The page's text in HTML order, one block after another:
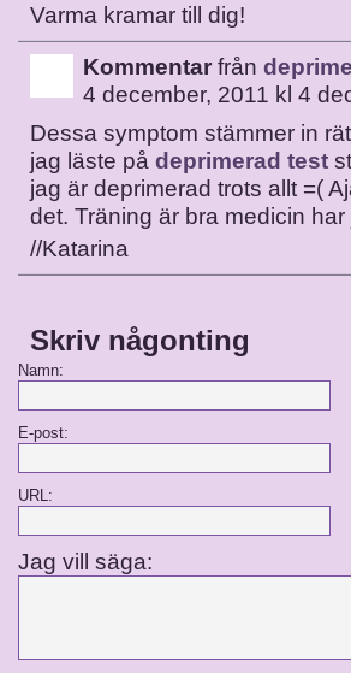
Varma kramar till dig!
Kommentar från
4 december, 2011 kl 4
Dessa symptom stämmer in
jag läste på deprimerad test
jag är deprimerad trots allt =(
det. Träning är bra medicin har
//Katarina
Skriv någonting
Namn:
E-post:
URL:
Jag vill säga: